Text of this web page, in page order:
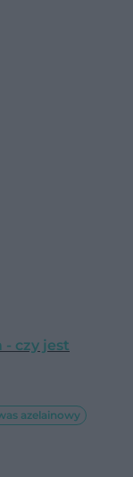
czy jest
azelainowy